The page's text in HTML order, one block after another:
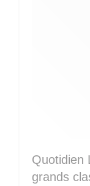
Quotidien
grands